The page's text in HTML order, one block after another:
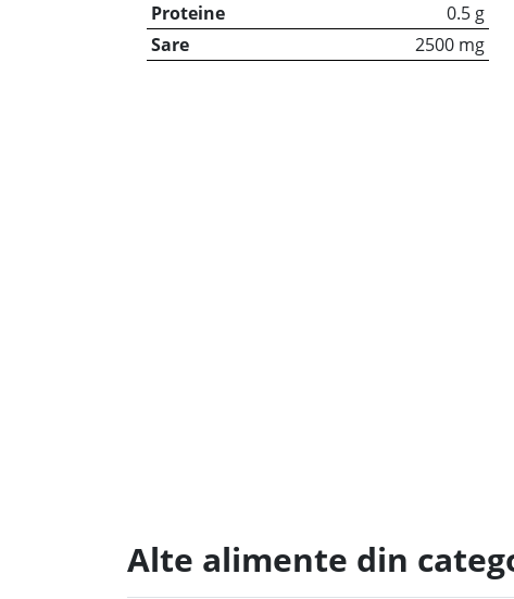
Proteine
0.5 g
Sare
2500 mg
Alte alimente din